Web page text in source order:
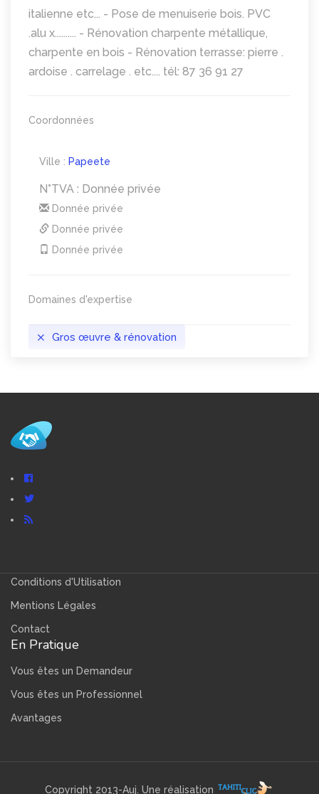
italienne etc... - Pose de menuiserie bois. PVC
.alu x.......... - Rénovation charpente métallique,
charpente en bois - Rénovation terrasse: pierre .
ardoise . carrelage . etc.... tél: 87 36 91 27
Coordonnées
Ville : Papeete
N°TVA : Donnée privée
Donnée privée
Donnée privée
Donnée privée
Domaines d'expertise
Gros œuvre & rénovation
Conditions d'Utilisation
Mentions Légales
Contact
En Pratique
Vous êtes un Demandeur
Vous êtes un Professionnel
Avantages
Copyright 2013-Auj. Une réalisation